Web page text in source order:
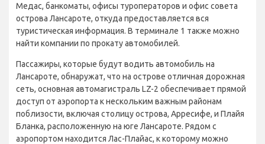
Медас, банкоматы, офисы туроператоров и офис совета
острова Лансароте, откуда предоставляется вся
туристическая информация. В терминале 1 также можно
найти компании по прокату автомобилей.
Пассажиры, которые будут водить автомобиль на
Лансароте, обнаружат, что на острове отличная дорожная
сеть, основная автомагистраль LZ-2 обеспечивает прямой
доступ от аэропорта к нескольким важным районам
поблизости, включая столицу острова, Арресифе, и Плайя
Бланка, расположенную на юге Лансароте. Рядом с
аэропортом находится Лас-Плайас, к которому можно